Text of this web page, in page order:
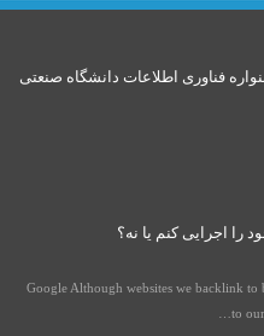
فناوری اطلاعات دانشگاه صنعتی
را اجرایی کنم یا نه؟
Google Although websites we backlink to
to